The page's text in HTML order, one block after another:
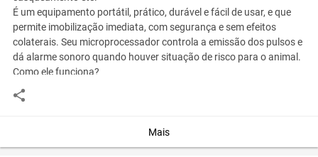
É um equipamento portátil, prático, durável e fácil de usar, e que
permite imobilização imediata, com segurança e sem efeitos
colaterais. Seu microprocessador controla a emissão dos pulsos e
dá alarme sonoro quando houver situação de risco para o animal.
Como ele funciona?
De maneira bem resumida, o sistema nervoso do animal transmite
impulsos na forma de pulsos elétricos para o cérebro, numa
Hertz. A sonda retal do IMOGADO emite pulsos com freqüência e
duração semelhantes aos do sistema nervoso, que viajam através
Mais